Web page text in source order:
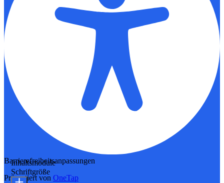
Barrierefreiheitsanpassungen
Präsentiert von OneTap
Inhaltsmodule
Schriftgröße